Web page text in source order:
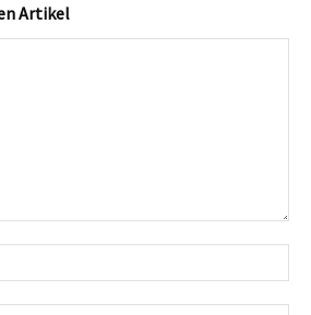
Artikel